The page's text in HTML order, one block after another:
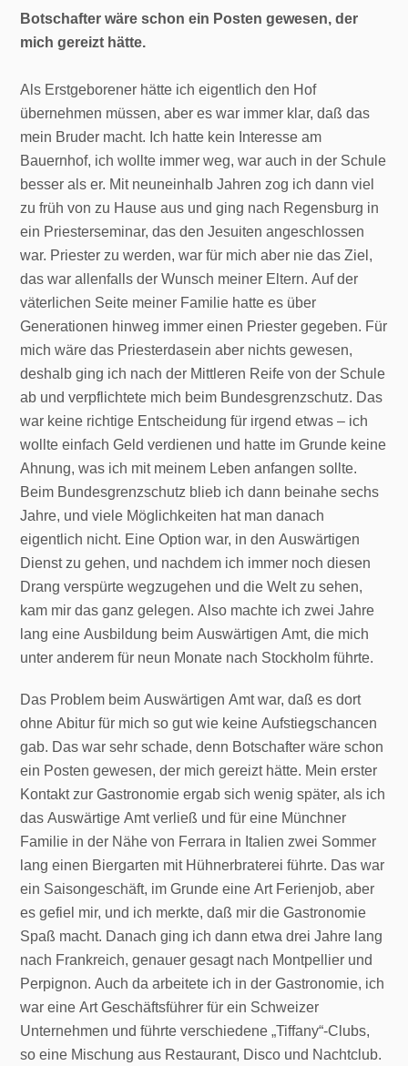
Botschafter wäre schon ein Posten gewesen, der
mich gereizt hätte.
Als Erstgeborener hätte ich eigentlich den Hof
übernehmen müssen, aber es war immer klar, daß das
mein Bruder macht. Ich hatte kein Interesse am
Bauernhof, ich wollte immer weg, war auch in der Schule
besser als er. Mit neuneinhalb Jahren zog ich dann viel
zu früh von zu Hause aus und ging nach Regensburg in
ein Priesterseminar, das den Jesuiten angeschlossen
war. Priester zu werden, war für mich aber nie das Ziel,
das war allenfalls der Wunsch meiner Eltern. Auf der
väterlichen Seite meiner Familie hatte es über
Generationen hinweg immer einen Priester gegeben. Für
mich wäre das Priesterdasein aber nichts gewesen,
deshalb ging ich nach der Mittleren Reife von der Schule
ab und verpflichtete mich beim Bundesgrenzschutz. Das
war keine richtige Entscheidung für irgend etwas – ich
wollte einfach Geld verdienen und hatte im Grunde keine
Ahnung, was ich mit meinem Leben anfangen sollte.
Beim Bundesgrenzschutz blieb ich dann beinahe sechs
Jahre, und viele Möglichkeiten hat man danach
eigentlich nicht. Eine Option war, in den Auswärtigen
Dienst zu gehen, und nachdem ich immer noch diesen
Drang verspürte wegzugehen und die Welt zu sehen,
kam mir das ganz gelegen. Also machte ich zwei Jahre
lang eine Ausbildung beim Auswärtigen Amt, die mich
unter anderem für neun Monate nach Stockholm führte.
Das Problem beim Auswärtigen Amt war, daß es dort
ohne Abitur für mich so gut wie keine Aufstiegschancen
gab. Das war sehr schade, denn Botschafter wäre schon
ein Posten gewesen, der mich gereizt hätte. Mein erster
Kontakt zur Gastronomie ergab sich wenig später, als ich
das Auswärtige Amt verließ und für eine Münchner
Familie in der Nähe von Ferrara in Italien zwei Sommer
lang einen Biergarten mit Hühnerbraterei führte. Das war
ein Saisongeschäft, im Grunde eine Art Ferienjob, aber
es gefiel mir, und ich merkte, daß mir die Gastronomie
Spaß macht. Danach ging ich dann etwa drei Jahre lang
nach Frankreich, genauer gesagt nach Montpellier und
Perpignon. Auch da arbeitete ich in der Gastronomie, ich
war eine Art Geschäftsführer für ein Schweizer
Unternehmen und führte verschiedene „Tiffany“-Clubs,
so eine Mischung aus Restaurant, Disco und Nachtclub.